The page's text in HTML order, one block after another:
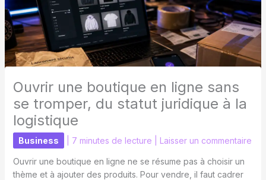
Ouvrir une boutique en ligne sans
se tromper, du statut juridique à la
logistique
Business 7 minutes de lecture Laisser un commentaire
Ouvrir une boutique en ligne ne se résume pas à choisir un
thème et à ajouter des produits. Pour vendre, il faut cadrer